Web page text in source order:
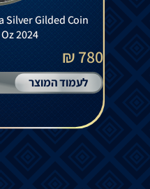
Silver Gilded Coin
2024
780 ₪
לעמוד המוצר